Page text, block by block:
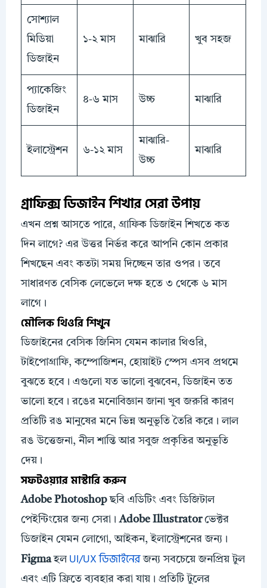
সোশ্যাল
মিডিয়া
ডিজাইন
১-২ মাস মাঝারি খুব সহজ
প্যাকেজিং
ডিজাইন
৪-৬ মাস উচ্চ মাঝারি
ইলাস্ট্রেশন ৬-১২ মাস
মাঝারি-
উচ্চ
মাঝারি
গ্রাফিক্স ডিজাইন শিখার সেরা উপায়
এখন প্রশ্ন আসতে পারে, গ্রাফিক ডিজাইন শিখতে কত
দিন লাগে? এর উত্তর নির্ভর করে আপনি কোন প্রকার
শিখছেন এবং কতটা সময় দিচ্ছেন তার ওপর। তবে
সাধারণত বেসিক লেভেলে দক্ষ হতে ৩ থেকে ৬ মাস
লাগে।
মৌলিক থিওরি শিখুন
ডিজাইনের বেসিক জিনিস যেমন কালার থিওরি,
টাইপোগ্রাফি, কম্পোজিশন, হোয়াইট স্পেস এসব প্রথমে
বুঝতে হবে। এগুলো যত ভালো বুঝবেন, ডিজাইন তত
ভালো হবে। রঙের মনোবিজ্ঞান জানা খুব জরুরি কারণ
প্রতিটি রঙ মানুষের মনে ভিন্ন অনুভূতি তৈরি করে। লাল
রঙ উত্তেজনা, নীল শান্তি আর সবুজ প্রকৃতির অনুভূতি
দেয়।
সফটওয়্যার মাস্টারি করুন
Adobe Photoshopছবি এডিটিং এবং ডিজিটাল
পেইন্টিংয়ের জন্য সেরা।Adobe Illustratorভেক্টর
ডিজাইন যেমন লোগো, আইকন, ইলাস্ট্রেশনের জন্য।
FigmaহলUI/UX ডিজাইনেরজন্য সবচেয়ে জনপ্রিয় টুল
এবং এটি ফ্রিতে ব্যবহার করা যায়। প্রতিটি টুলের